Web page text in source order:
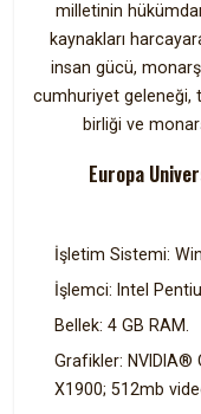
milletinin
kaynakları
insan gücü,
cumhuriyet geleneği,
birliği ve
Europa
İşletim Sistemi:
İşlemci: Intel
Bellek: 4 GB RAM.
Grafikler: NVIDIA®
X1900; 512mb